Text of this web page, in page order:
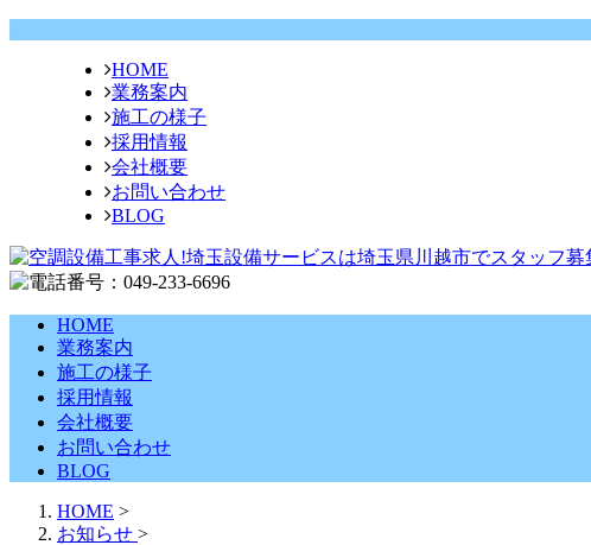
HOME
業務案内
施工の様子
採用情報
会社概要
お問い合わせ
BLOG
HOME
業務案内
施工の様子
採用情報
会社概要
お問い合わせ
BLOG
HOME >
お知らせ >